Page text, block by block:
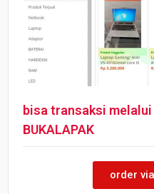
bisa transaksi
BUKALAPAK
order